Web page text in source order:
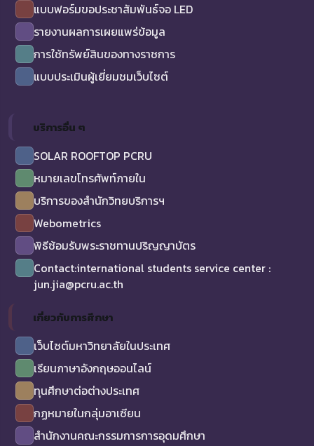
แบบฟอร์มขอประชาสัมพันธ์จอ LED
รายงานผลการเผยแพร่ข้อมูล
การใช้ทรัพย์สินของทางราชการ
แบบประเมินผู้เยี่ยมชมเว็บไซต์
บริการอื่น ๆ
SOLAR ROOFTOP PCRU
หมายเลขโทรศัพท์ภายใน
บริการของสำนักวิทยบริการฯ
Webometrics
พิธีซ้อมรับพระราชทานปริญญาบัตร
Contact:international students service center :
jun.jia@pcru.ac.th
เกี่ยวกับการศึกษา
เว็บไซต์มหาวิทยาลัยในประเทศ
เรียนภาษาอังกฤษออนไลน์
ทุนศึกษาต่อต่างประเทศ
กฏหมายในกลุ่มอาเซียน
สำนักงานคณะกรรมการการอุดมศึกษา